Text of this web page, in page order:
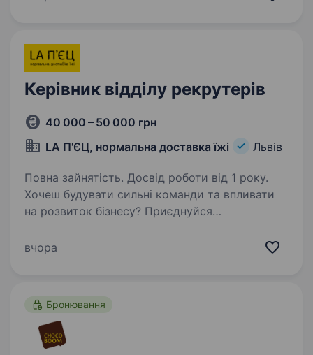
Керівник відділу рекрутерів
40 000 – 50 000 грн
LA П'ЄЦ, нормальна доставка їжі
Львів
Повна зайнятість. Досвід роботи від 1 року.
Хочеш будувати сильні команди та впливати
на розвиток бізнесу? Приєднуйся
відділу рекрутингу, який поєднує стратегічне
вчора
Бронювання